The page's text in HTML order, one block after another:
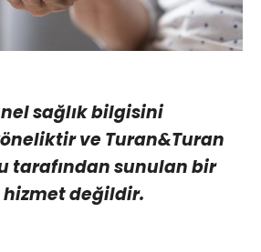
sağlık bilgisini
ve Turan&Turan
tarafından sunulan bir
değildir.